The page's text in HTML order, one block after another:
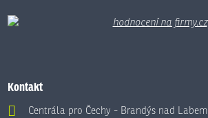
Kontakt
Centrála pro Čechy - Brandýs nad Labem